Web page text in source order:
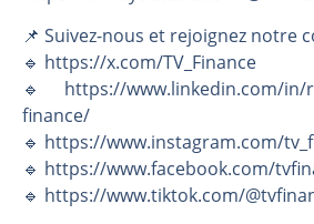
📌 Suivez-nous et rejoignez notre
🔹 https://x.com/TV_Finance
🔹 https://www.linkedin.com/in/
finance/
🔹 https://www.instagram.com/
🔹 https://www.facebook.com/
🔹 https://www.tiktok.com/